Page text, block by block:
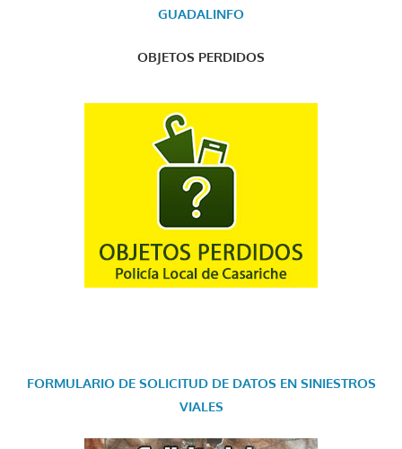
GUADALINFO
OBJETOS PERDIDOS
FORMULARIO DE SOLICITUD DE DATOS EN SINIESTROS
VIALES